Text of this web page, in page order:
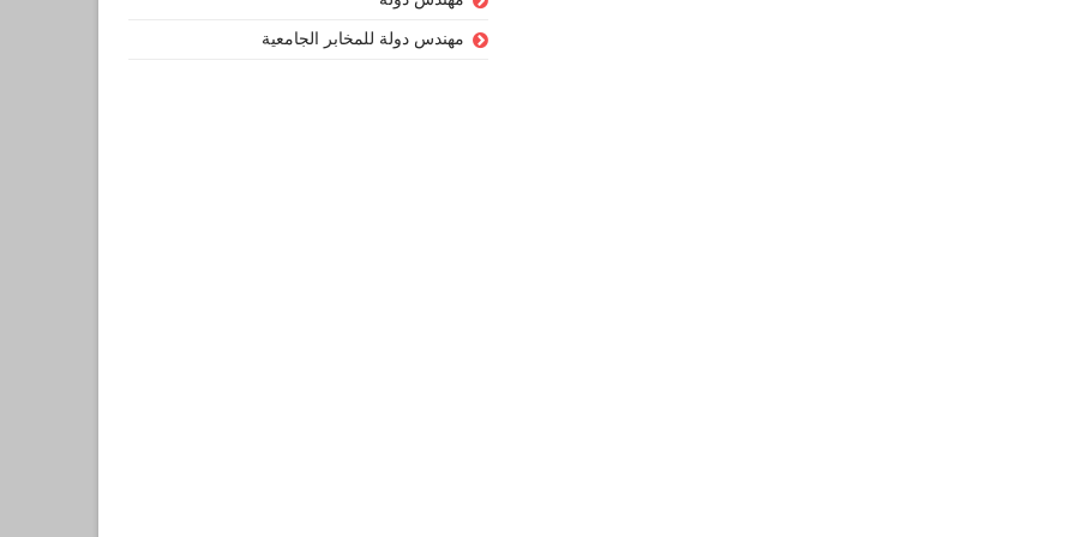
مهندس دولة للمخابر الجامعية